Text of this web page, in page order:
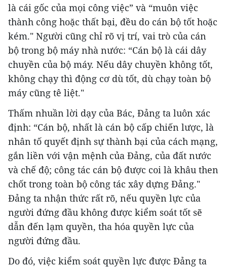
là cái gốc của mọi công việc” và “muôn việc
thành công hoặc thất bại, đều do cán bộ tốt hoặc
kém." Người cũng chỉ rõ vị trí, vai trò của cán
bộ trong bộ máy nhà nước: “Cán bộ là cái dây
chuyền của bộ máy. Nếu dây chuyền không tốt,
không chạy thì động cơ dù tốt, dù chạy toàn bộ
máy cũng tê liệt."
Thấm nhuần lời dạy của Bác, Đảng ta luôn xác
định: “Cán bộ, nhất là cán bộ cấp chiến lược, là
nhân tố quyết định sự thành bại của cách mạng,
gắn liền với vận mệnh của Đảng, của đất nước
và chế độ; công tác cán bộ được coi là khâu then
chốt trong toàn bộ công tác xây dựng Đảng."
Đảng ta nhận thức rất rõ, nếu quyền lực của
người đứng đầu không được kiểm soát tốt sẽ
dẫn đến lạm quyền, tha hóa quyền lực của
người đứng đầu.
Do đó, việc kiểm soát quyền lực được Đảng ta